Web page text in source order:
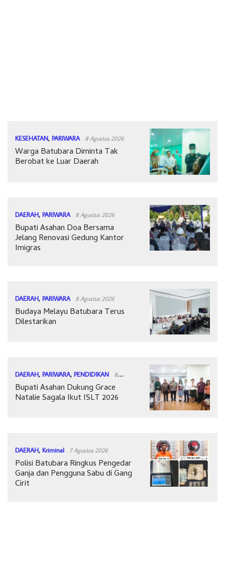
KESEHATAN, PARIWARA 8 Agustus 2026
Warga Batubara Diminta Tak
Berobat ke Luar Daerah
DAERAH, PARIWARA 8 Agustus 2026
Bupati Asahan Doa Bersama
Jelang Renovasi Gedung Kantor
Imigras
DAERAH, PARIWARA 8 Agustus 2026
Budaya Melayu Batubara Terus
Dilestarikan
DAERAH, PARIWARA, PENDIDIKAN 8
Agustus 2026
Bupati Asahan Dukung Grace
Natalie Sagala Ikut ISLT 2026
DAERAH, Kriminal 7 Agustus 2026
Polisi Batubara Ringkus Pengedar
Ganja dan Pengguna Sabu di Gang
Cirit